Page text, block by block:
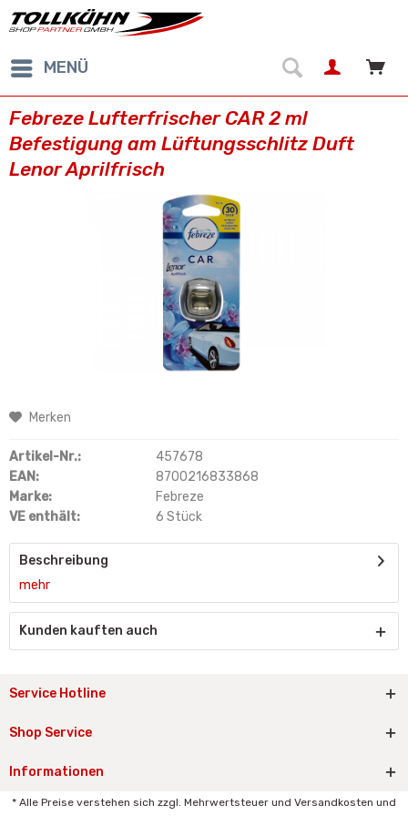
MENÜ
Febreze Lufterfrischer CAR 2 ml
Befestigung am Lüftungsschlitz Duft
Lenor Aprilfrisch
Merken
Artikel-Nr.:
457678
EAN:
8700216833868
Marke:
Febreze
VE enthält:
6 Stück
Beschreibung
mehr
Kunden kauften auch
Service Hotline
Shop Service
Informationen
* Alle Preise verstehen sich zzgl. Mehrwertsteuer und Versandkosten und